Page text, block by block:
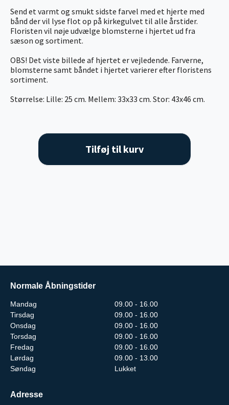
Send et varmt og smukt sidste farvel med et hjerte med
bånd der vil lyse flot op på kirkegulvet til alle årstider.
Floristen vil nøje udvælge blomsterne i hjertet ud fra
sæson og sortiment.
OBS! Det viste billede af hjertet er vejledende. Farverne,
blomsterne samt båndet i hjertet varierer efter floristens
sortiment.
Størrelse: Lille: 25 cm. Mellem: 33x33 cm. Stor: 43x46 cm.
Tilføj til kurv
Normale Åbningstider
Mandag
09.00 - 16.00
Tirsdag
09.00 - 16.00
Onsdag
09.00 - 16.00
Torsdag
09.00 - 16.00
Fredag
09.00 - 16.00
Lørdag
09.00 - 13.00
Søndag
Lukket
Adresse